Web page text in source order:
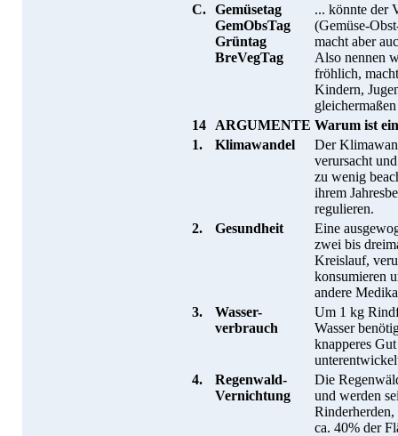
C. Gemüsetag
GemObsTag
Grüntag
BreVegTag
... könnte der
(Gemüse-
macht aber
Also nennen
fröhlich,
Kindern,
14
ARGUMENTE Warum ist
1.
Klimawandel
Der
verursacht
zu wenig
ihrem
regulieren.
2.
Gesundheit
Eine
zwei bis
Kreislauf,
konsumieren
andere
3.
Wasser-
verbrauch
Um 1 kg
Wasser
knapperes
4.
Regenwald-
Vernichtung
Die
und werden
ca. 40% der